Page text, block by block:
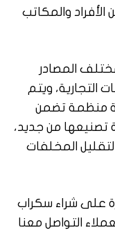
والمكاتب
المصادر
التجارية، ويتم
منظمة تضمن
تصنيعها من جديد،
المخلفات
على شراء سكراب
التواصل معنا